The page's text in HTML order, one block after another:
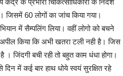
के प्रभारी चिकित्साधिकारी के निर्देश
जिसमें 60 लोगों का जांच किया गया।
में सैम्पलिंग लिया। वहीं लोगो को बचने
अपील किया कि अभी खतरा टली नही है। जिस
बची रही तो बहुत काम धंधा होगा।
में कई बार हाथ धोये स्वयं सुरक्षित रहे